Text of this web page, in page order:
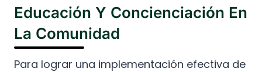
Educación Y Concienciación En
La Comunidad
Para lograr una implementación efectiva de